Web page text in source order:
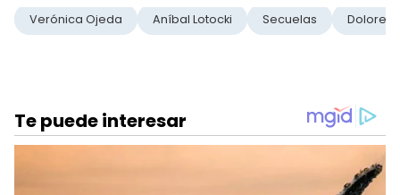
Verónica Ojeda Aníbal Lotocki Secuelas Dolores